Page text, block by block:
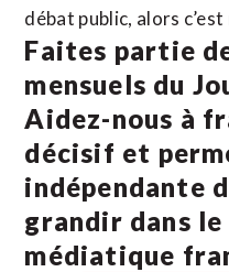
débat public, alors
Faites partie
mensuels du
Aidez-nous à
décisif et
indépendante
grandir dans le
médiatique